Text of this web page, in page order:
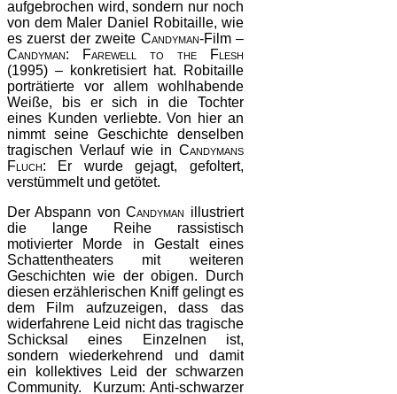
aufgebrochen wird, sondern nur noch
von dem Maler Daniel Robitaille, wie
es zuerst der zweite Candyman-Film –
Candyman: Farewell to the Flesh
(1995) – konkretisiert hat. Robitaille
porträtierte vor allem wohlhabende
Weiße, bis er sich in die Tochter
eines Kunden verliebte. Von hier an
nimmt seine Geschichte denselben
tragischen Verlauf wie in Candymans
Fluch: Er wurde gejagt, gefoltert,
verstümmelt und getötet.
Der Abspann vonCandyman illustriert
die lange Reihe rassistisch
motivierter Morde in Gestalt eines
Schattentheaters mit weiteren
Geschichten wie der obigen. Durch
diesen erzählerischen Kniff gelingt es
dem Film aufzuzeigen, dass das
widerfahrene Leid nicht das tragische
Schicksal eines Einzelnen ist,
sondern wiederkehrend und damit
ein kollektives Leid der schwarzen
Community. Kurzum: Anti-schwarzer